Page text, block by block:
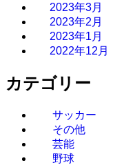
2023年3月
2023年2月
2023年1月
2022年12月
カテゴリー
サッカー
その他
芸能
野球